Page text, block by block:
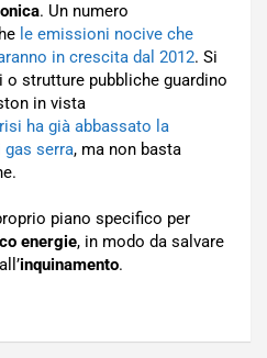
. Un numero
le emissioni nocive che
in crescita dal 2012. Si
strutture pubbliche guardino
in vista
ha già abbassato la
serra, ma non basta
piano specifico per
energie, in modo da salvare
inquinamento.